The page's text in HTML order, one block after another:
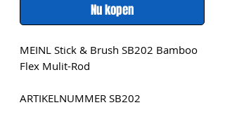
Nu kopen
MEINL Stick & Brush SB202 Bamboo
Flex Mulit-Rod
ARTIKELNUMMER SB202